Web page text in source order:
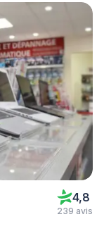
4,8
239 avis